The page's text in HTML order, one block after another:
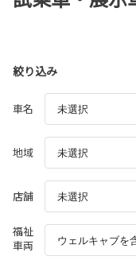
絞り込み
車名
地域
店舗
福祉
車両